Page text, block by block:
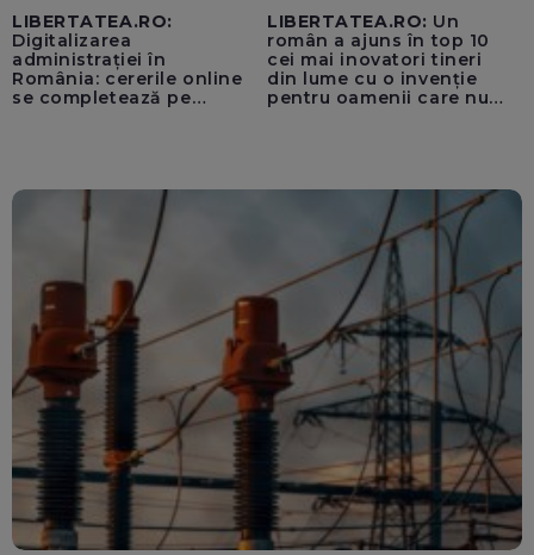
LIBERTATEA.RO:
Digitalizarea
administrației în
România: cererile online
se completează pe
LIBERTATEA.RO: Un
român a ajuns în top 10
cei mai inovatori tineri
din lume cu o invenție
pentru oamenii care nu